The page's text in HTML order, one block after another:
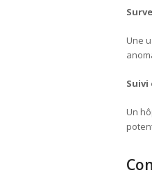
Une
Suivi
Un